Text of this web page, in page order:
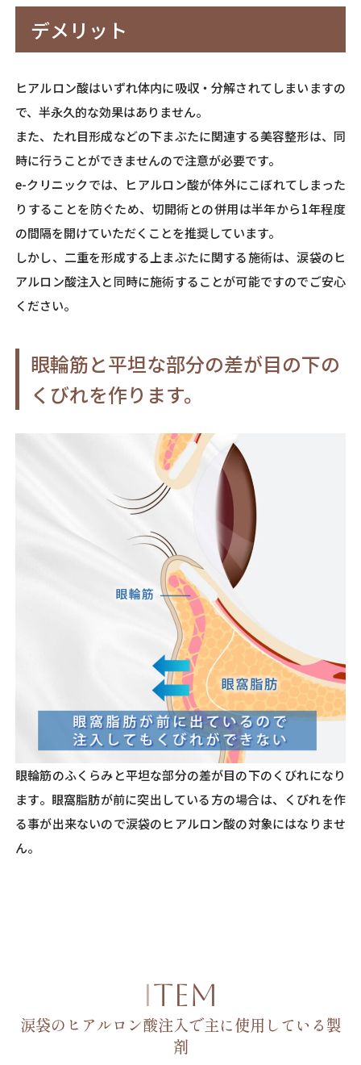
デメリット
ヒアルロン酸はいずれ体内に吸収・分解されてしまいますの
で、半永久的な効果はありません。
また、たれ目形成などの下まぶたに関連する美容整形は、同
時に行うことができませんので注意が必要です。
e-クリニックでは、ヒアルロン酸が体外にこぼれてしまった
りすることを防ぐため、切開術との併用は半年から1年程度
の間隔を開けていただくことを推奨しています。
しかし、二重を形成する上まぶたに関する施術は、涙袋のヒ
アルロン酸注入と同時に施術することが可能ですのでご安心
ください。
眼輪筋と平坦な部分の差が目の下の
くびれを作ります。
眼輪筋のふくらみと平坦な部分の差が目の下のくびれになり
ます。眼窩脂肪が前に突出している方の場合は、くびれを作
る事が出来ないので涙袋のヒアルロン酸の対象にはなりませ
ん。
ITEM
涙袋のヒアルロン酸注入で主に使用している製
剤